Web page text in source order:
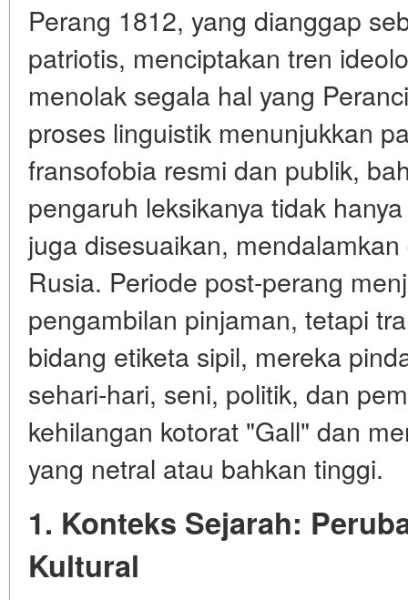
Perang 1812, yang dianggap
patriotis, menciptakan tren
menolak segala hal yang
proses linguistik menunjukkan
fransofobia resmi dan publik,
pengaruh leksikanya tidak
juga disesuaikan,
Rusia. Periode post-perang
pengambilan pinjaman, tetapi
bidang etiketa sipil, mereka
sehari-hari, seni, politik, dan
kehilangan kotorat "Gall" dan
yang netral atau bahkan tinggi.
1. Konteks Sejarah:
Kultural